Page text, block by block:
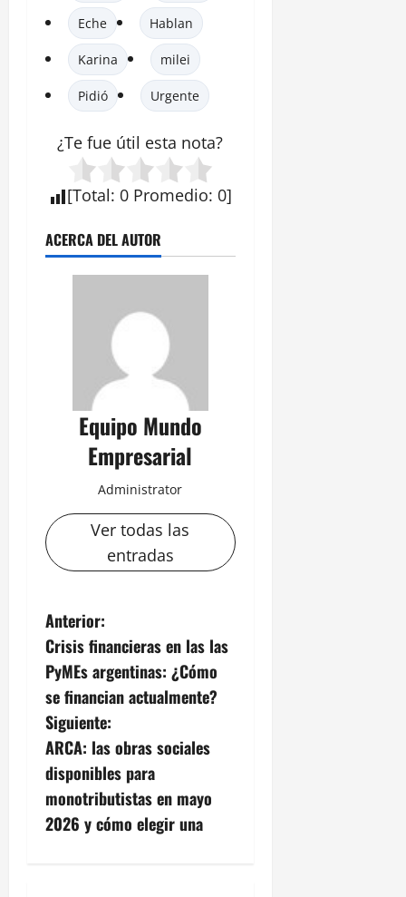
Eche Hablan
Karina milei
Pidió Urgente
¿Te fue útil esta nota?
[Total: 0 Promedio: 0]
ACERCA DEL AUTOR
Equipo Mundo
Empresarial
Administrator
Ver todas las
entradas
N
a
v
e
g
a
Anterior:
Crisis financieras en las las
PyMEs argentinas: ¿Cómo
se financian actualmente?
Siguiente:
ARCA: las obras sociales
disponibles para
monotributistas en mayo
2026 y cómo elegir una